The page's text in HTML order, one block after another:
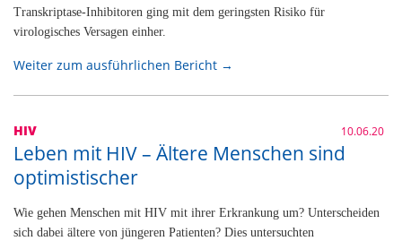
Transkriptase-Inhibitoren ging mit dem geringsten Risiko für
virologisches Versagen einher.
Weiter zum ausführlichen Bericht →
HIV 10.06.20
Leben mit HIV – Ältere Menschen sind
optimistischer
Wie gehen Menschen mit HIV mit ihrer Erkrankung um? Unterscheiden
sich dabei ältere von jüngeren Patienten? Dies untersuchten